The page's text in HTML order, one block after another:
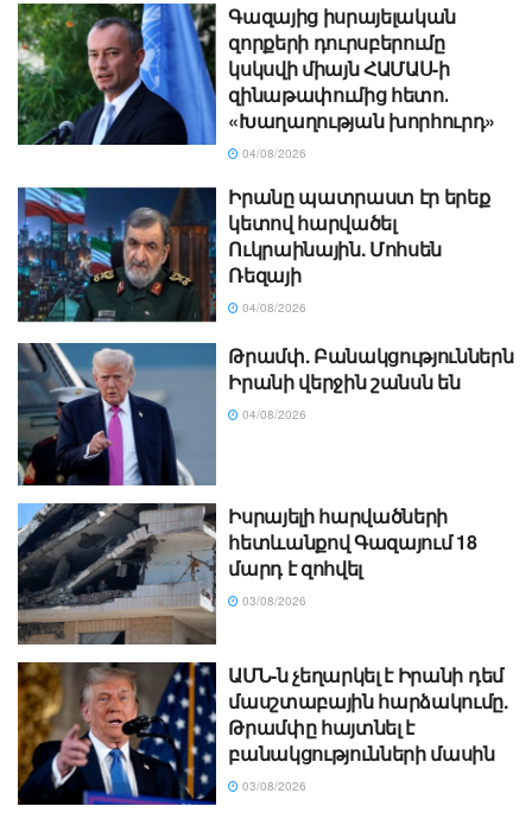
Գազայից իսրայելական
զորքերի դուրսբերումը
կսկսվի միայն ՀԱՄԱՍ-ի
զինաթափումից հետո․
«Խաղաղության խորհուրդ»
04/08/2026
Իրանը պատրաստ էր երեք
կետով հարվածել
Ուկրաինային. Մոհսեն
Ռեզայի
04/08/2026
Թրամփ. Բանակցություններն
Իրանի վերջին շանսն են
04/08/2026
Իսրայելի հարվածների
հետևանքով Գազայում 18
մարդ է զոհվել
03/08/2026
ԱՄՆ-ն չեղարկել է Իրանի դեմ
մասշտաբային հարձակումը.
Թրամփը հայտնել է
բանակցությունների մասին
03/08/2026